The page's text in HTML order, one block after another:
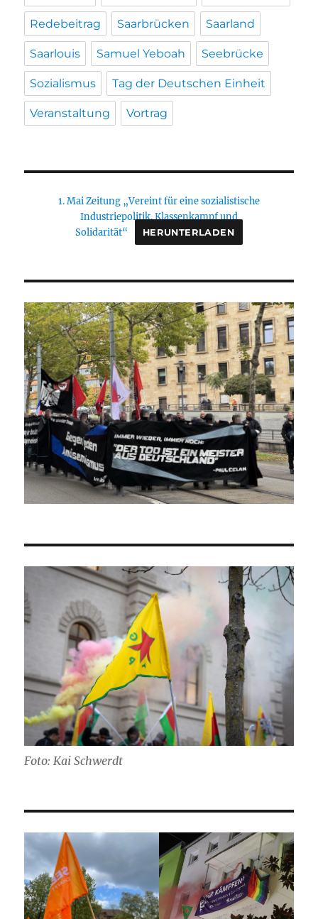
Redebeitrag Saarbrücken Saarland
Saarlouis Samuel Yeboah Seebrücke
Sozialismus Tag der Deutschen Einheit
Veranstaltung Vortrag
1. Mai Zeitung „Vereint für eine sozialistische
Industriepolitik. Klassenkampf und
Solidarität“
HERUNTERLADEN
Foto: Kai Schwerdt